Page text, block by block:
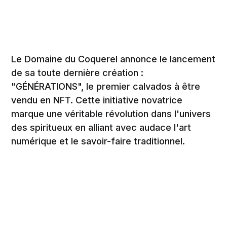
Le Domaine du Coquerel annonce le lancement
de sa toute dernière création :
"GÉNÉRATIONS", le premier calvados à être
vendu en NFT. Cette initiative novatrice
marque une véritable révolution dans l'univers
des spiritueux en alliant avec audace l'art
numérique et le savoir-faire traditionnel.